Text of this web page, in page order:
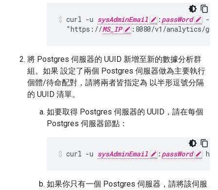
curl -u sysAdminEmail : passWord
-X
  "https://
MS_IP :8080/v1/analytics/
將 Postgres 伺服器的 UUID 新增至新的數據分析群
組。如果 設定了兩個 Postgres 伺服器做為主要執行
個體/待命配對，請將兩者皆指定為 以半形逗號分隔
的 UUID 清單。
如要取得 Postgres 伺服器的 UUID，請在每個
Postgres 伺服器節點：
curl -u sysAdminEmail : passWord
如果你只有一個 Postgres 伺服器，請將該伺服